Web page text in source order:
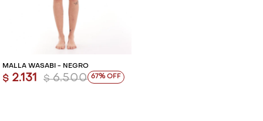
MALLA WASABI - NEGRO
$ 2.131 $ 6.500 67